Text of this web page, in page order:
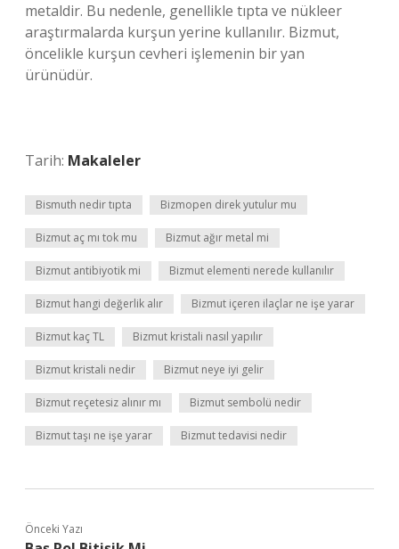
metaldir. Bu nedenle, genellikle tıpta ve nükleer
araştırmalarda kurşun yerine kullanılır. Bizmut,
öncelikle kurşun cevheri işlemenin bir yan
ürünüdür.
Tarih: Makaleler
Bismuth nedir tıpta Bizmopen direk yutulur mu
Bizmut aç mı tok mu Bizmut ağır metal mi
Bizmut antibiyotik mi Bizmut elementi nerede kullanılır
Bizmut hangi değerlik alır Bizmut içeren ilaçlar ne işe yarar
Bizmut kaç TL Bizmut kristali nasıl yapılır
Bizmut kristali nedir Bizmut neye iyi gelir
Bizmut reçetesiz alınır mı Bizmut sembolü nedir
Bizmut taşı ne işe yarar Bizmut tedavisi nedir
Önceki Yazı